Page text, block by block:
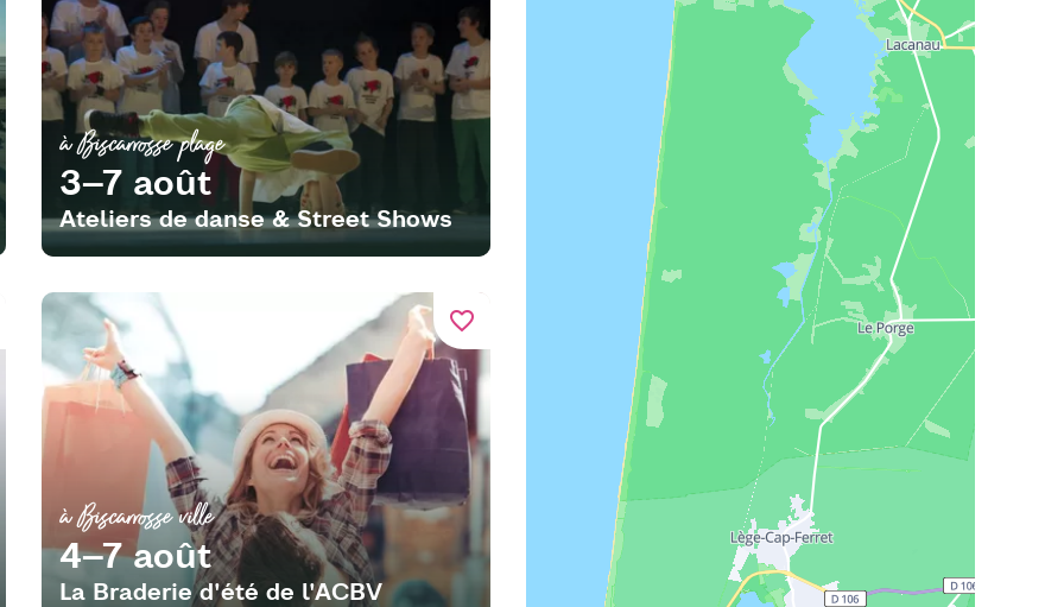
à Biscarrosse plage
3–7 août
Ateliers de danse & Street Shows
favorite_border
à Biscarrosse ville
4–7 août
La Braderie d'été de l'ACBV